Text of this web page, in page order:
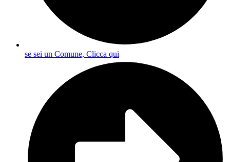
se sei un Comune, Clicca qui